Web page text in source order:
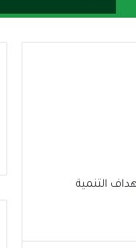
التنمية